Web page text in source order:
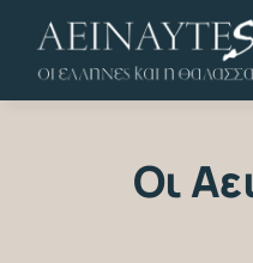
content
Οι